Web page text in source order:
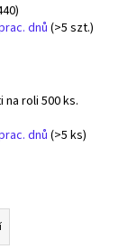
dnů (>5 szt.)
roli 500 ks.
dnů (>5 ks)